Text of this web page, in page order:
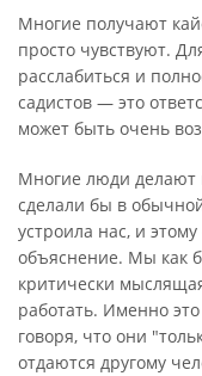
Многие получают
просто чувствуют.
расслабиться и
садистов — это
может быть очень
Многие люди делают
сделали бы в
устроила нас, и
объяснение. Мы как
критически
работать. Именно
говоря, что они
отдаются другому